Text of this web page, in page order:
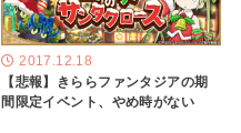
2017.12.18
【悲報】きららファンタジアの期
間限定イベント、やめ時がない